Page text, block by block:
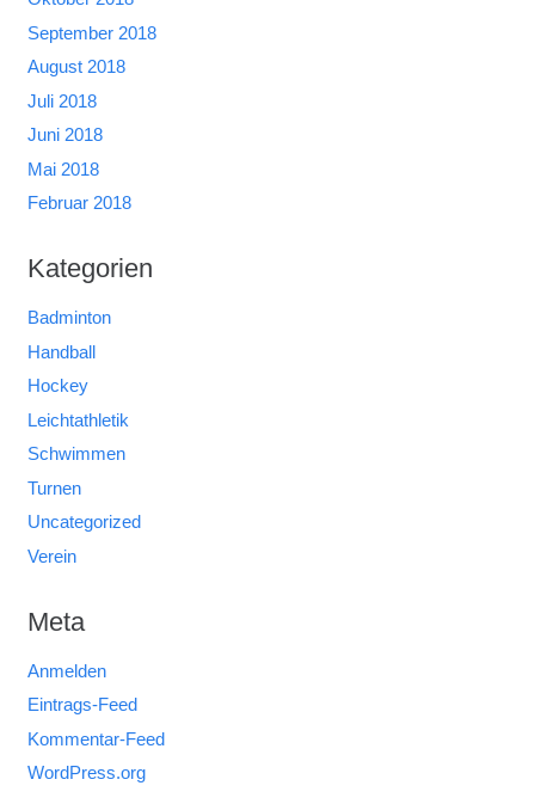
September 2018
August 2018
Juli 2018
Juni 2018
Mai 2018
Februar 2018
Kategorien
Badminton
Handball
Hockey
Leichtathletik
Schwimmen
Turnen
Uncategorized
Verein
Meta
Anmelden
Eintrags-Feed
Kommentar-Feed
WordPress.org